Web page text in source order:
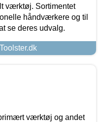
værktøj. Sortimentet
håndværkere og til
se deres udvalg.
værktøj og andet